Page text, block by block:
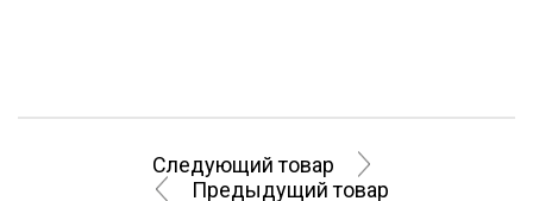
Следующий товар
Предыдущий товар